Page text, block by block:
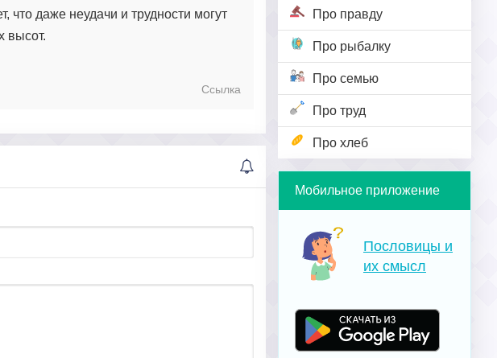
Про правду
Про рыбалку
Про семью
Про труд
Про хлеб
Мобильное приложение
Пословицы и
их смысл
что даже неудачи и трудности могут
высот.
Ссылка